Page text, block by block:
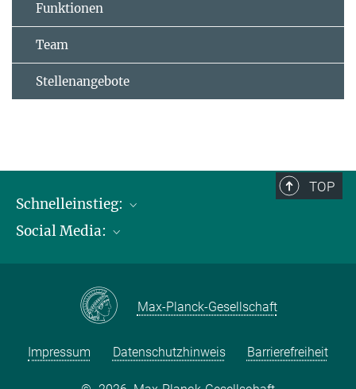
Funktionen
Team
Stellenangebote
TOP
Schnelleinstieg:
Publikationen
Kontakt und Anfahrtsbeschreibung
Social Media:
Max-Planck-Gesellschaft
Impressum Datenschutzhinweis Barrierefreiheit